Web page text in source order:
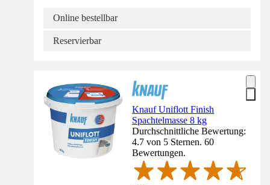
Online bestellbar
Reservierbar
Knauf Uniflott Finish
Spachtelmasse 8 kg
Durchschnittliche Bewertung:
4.7 von 5 Sternen. 60
Bewertungen.